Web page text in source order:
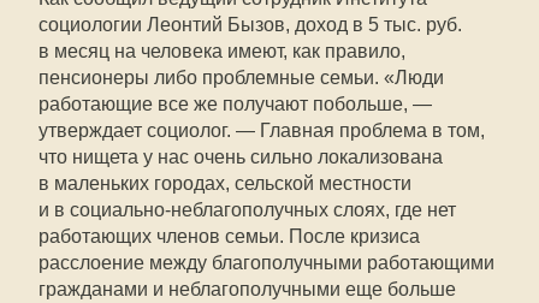
социологии Леонтий Бызов, доход в 5 тыс. руб.
в месяц на человека имеют, как правило,
пенсионеры либо проблемные семьи. «Люди
работающие все же получают побольше, —
утверждает социолог. — Главная проблема в том,
что нищета у нас очень сильно локализована
в маленьких городах, сельской местности
и в социально-неблагополучных слоях, где нет
работающих членов семьи. После кризиса
расслоение между благополучными работающими
гражданами и неблагополучными еще больше